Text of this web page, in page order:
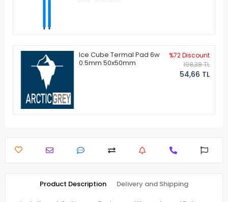
Ice Cube Termal Pad 6w
0.5mm 50x50mm
%72 Discount
198,38 TL
54,66 TL
Product Description Delivery and Shipping